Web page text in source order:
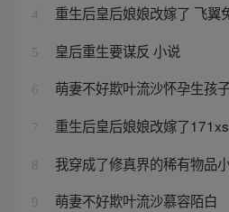
4 重生后皇后娘娘改嫁了 飞翼
5 皇后重生要谋反 小说
6 萌妻不好欺叶流沙怀孕生孩
7 重生后皇后娘娘改嫁了171xs
8 我穿成了修真界的稀有物品
9 萌妻不好欺叶流沙慕容陌白